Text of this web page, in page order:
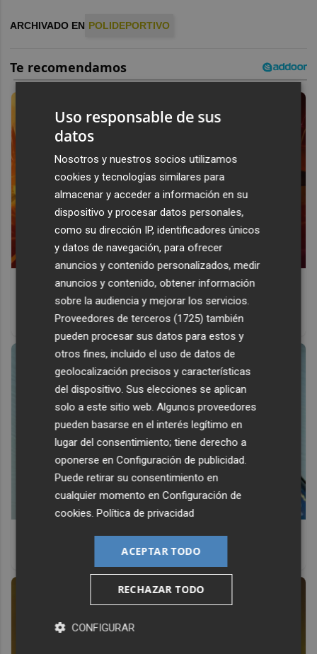
ARCHIVADO EN POLIDEPORTIVO
Corepunk MMORPG
Un verdadero MMORPG de la vieja escuela ¡Cómo los de
antes, pero mejor!
9 apps que valen oro
No son populares, pero sí extraordinariamente útiles
Uso responsable de sus
datos
Nosotros y nuestros socios utilizamos
cookies y tecnologías similares para
almacenar y acceder a información en su
dispositivo y procesar datos personales,
como su dirección IP, identificadores únicos
y datos de navegación, para ofrecer
anuncios y contenido personalizados, medir
anuncios y contenido, obtener información
sobre la audiencia y mejorar los servicios.
Proveedores de terceros (1725) también
pueden procesar sus datos para estos y
otros fines, incluido el uso de datos de
geolocalización precisos y características
del dispositivo. Sus elecciones se aplican
solo a este sitio web. Algunos proveedores
pueden basarse en el interés legítimo en
lugar del consentimiento; tiene derecho a
oponerse enConfiguración de publicidad.
Puede retirar su consentimiento en
cualquier momento enConfiguración de
cookies.Política de privacidad
ACEPTAR TODO
RECHAZAR TODO
CONFIGURAR